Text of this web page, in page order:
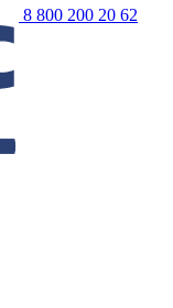
8 800 200 20 62